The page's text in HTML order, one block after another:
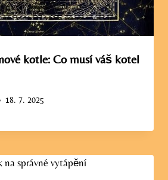
kotle: Co musí váš kotel
18. 7. 2025